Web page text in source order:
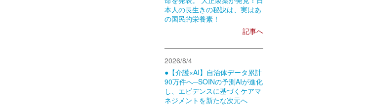
本人の長生きの秘訣は、実はあ
の国民的栄養素！
記事へ
2026/8/4
●【介護×AI】自治体データ累計
90万件へ─SOINの予測AIが進化
し、エビデンスに基づくケアマ
ネジメントを新たな次元へ